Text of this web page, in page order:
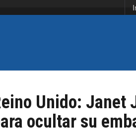
Unido: Janet
ocultar su